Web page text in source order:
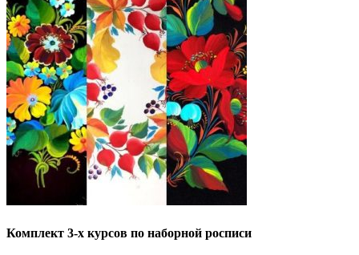
Комплект 3-х курсов по наборной росписи